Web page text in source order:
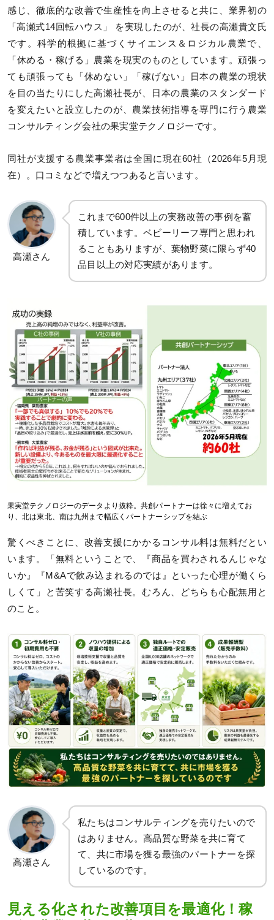
感じ、徹底的な改善で生産性を向上させると共に、業界初の
「高瀬式14回転ハウス」 を実現したのが、社長の高瀬貴文氏
です。科学的根拠に基づくサイエンス＆ロジカル農業で、
「休める・稼げる」農業を現実のものとしています。頑張っ
ても頑張っても「休めない」「稼げない」日本の農業の現状
を目の当たりにした高瀬社長が、日本の農業のスタンダード
を変えたいと設立したのが、農業技術指導を専門に行う農業
コンサルティング会社の果実堂テクノロジーです。
同社が支援する農業事業者は全国に現在60社（2026年5月現
在）。口コミなどで増えつつあると言います。
高瀬さん
これまで600件以上の実務改善の事例を蓄
積しています。ベビーリーフ専門と思われ
ることもありますが、葉物野菜に限らず40
品目以上の対応実績があります。
果実堂テクノロジーのデータより抜粋。共創パートナーは徐々に増えてお
り、北は東北、南は九州まで幅広くパートナーシップを結ぶ
驚くべきことに、改善支援にかかるコンサル料は無料だとい
います。「無料ということで、『商品を買わされるんじゃな
いか』『M&Aで飲み込まれるのでは』といった心理が働くら
しくて」と苦笑する高瀬社長。むろん、どちらも心配無用と
のこと。
高瀬さん
私たちはコンサルティングを売りたいので
はありません。高品質な野菜を共に育て
て、共に市場を獲る最強のパートナーを探
しているのです。
見える化された改善項目を最適化！稼